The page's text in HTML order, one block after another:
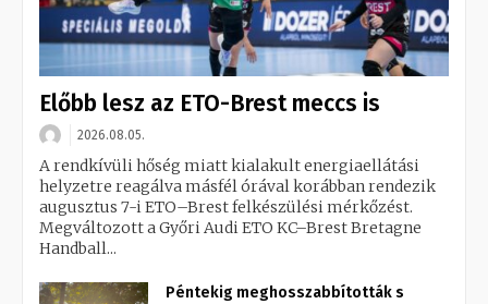
Előbb lesz az ETO-Brest meccs is
2026.08.05.
A rendkívüli hőség miatt kialakult energiaellátási
helyzetre reagálva másfél órával korábban rendezik
augusztus 7-i ETO–Brest felkészülési mérkőzést.
Megváltozott a Győri Audi ETO KC–Brest Bretagne
Handball...
Péntekig meghosszabbították s